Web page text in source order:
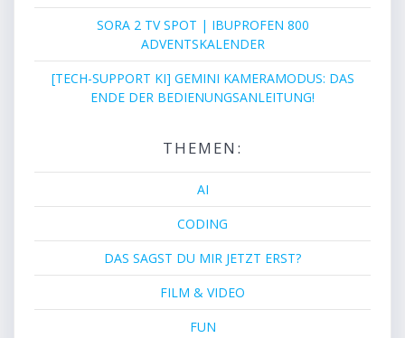
SORA 2 TV SPOT | IBUPROFEN 800
ADVENTSKALENDER
[TECH-SUPPORT KI] GEMINI KAMERAMODUS: DAS
ENDE DER BEDIENUNGSANLEITUNG!
THEMEN:
AI
CODING
DAS SAGST DU MIR JETZT ERST?
FILM & VIDEO
FUN